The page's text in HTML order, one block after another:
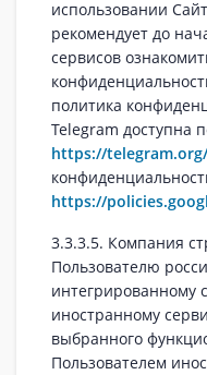
использовании
рекомендует до
сервисов
политика
Telegram доступна
https://
https://
3.3.3.5. Компания
Пользователю
интегрированному
иностранному
выбранного
Пользователем